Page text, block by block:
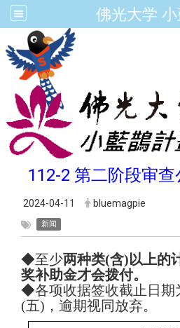
佛光大学
112-2 第二阶段审查
2024-04-11 bluemagpie
新闻
◆至少两种类(含)以上的
奖补助金才会拨付。
◆各项收据签收截止日期
(五)，逾期视同放弃。